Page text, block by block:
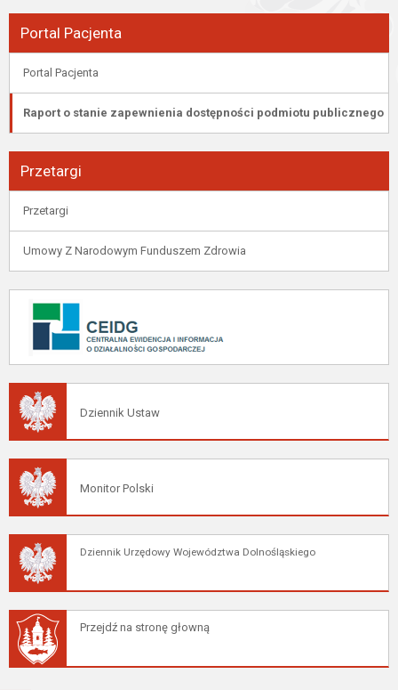
Portal Pacjenta
Portal Pacjenta
Raport o stanie zapewnienia dostępności podmiotu publicznego
Przetargi
Przetargi
Umowy Z Narodowym Funduszem Zdrowia
Dziennik Ustaw
Monitor Polski
Dziennik Urzędowy Województwa Dolnośląskiego
Przejdź na stronę głowną